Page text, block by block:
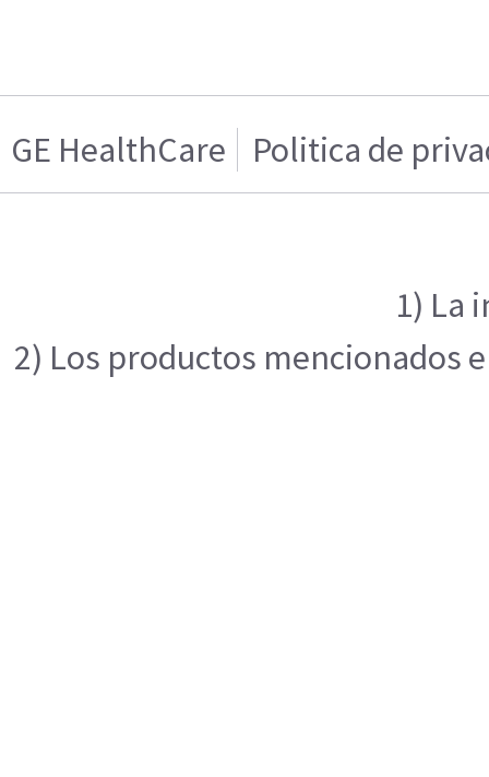
GE HealthCare Politica de
1) La
2) Los productos mencionados